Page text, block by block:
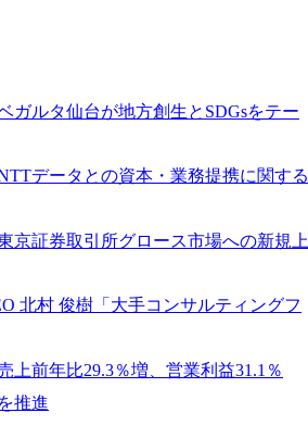
ガルタ仙台が地方創生とSDGsをテー
データとの資本・業務提携に関する
京証券取引所グロース市場への新規上
北村 俊樹「大手コンサルティングフ
上前年比29.3％増、営業利益31.1％
推進